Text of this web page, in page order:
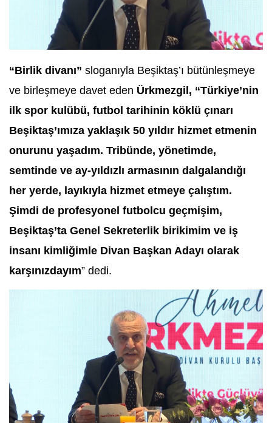
“Birlik divanı” sloganıyla Beşiktaş’ı bütünleşmeye
ve birleşmeye davet eden Ürkmezgil, “Türkiye’nin
ilk spor kulübü, futbol tarihinin köklü çınarı
Beşiktaş’ımıza yaklaşık 50 yıldır hizmet etmenin
onurunu yaşadım. Tribünde, yönetimde,
semtinde ve ay-yıldızlı armasının dalgalandığı
her yerde, layıkıyla hizmet etmeye çalıştım.
Şimdi de profesyonel futbolcu geçmişim,
Beşiktaş’ta Genel Sekreterlik birikimim ve iş
insanı kimliğimle Divan Başkan Adayı olarak
karşınızdayım” dedi.